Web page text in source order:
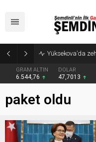
GRAM ALTIN
6.544,76
DOLAR
47,7013
paket oldu